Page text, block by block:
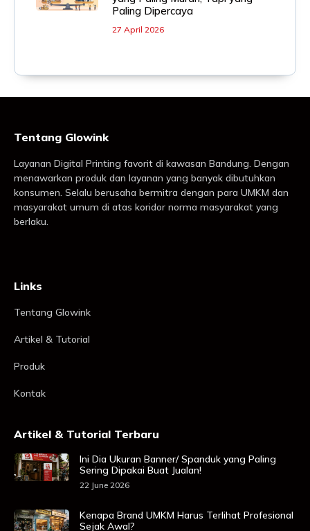
Paling Dipercaya
27 April 2026
Tentang Glowink
Layanan Digital Printing favorit di kawasan Bandung. Dengan
menawarkan produk dan layanan yang banyak dibutuhkan
konsumen. Selalu berusaha bermitra dengan para UMKM dan
masyarakat umum di atas koridor norma masyarakat yang
berlaku.
Links
Tentang Glowink
Artikel & Tutorial
Produk
Kontak
Artikel & Tutorial Terbaru
Ini Dia Ukuran Banner/ Spanduk yang Paling
Sering Dipakai Buat Jualan!
22 June 2026
Kenapa Brand UMKM Harus Terlihat Profesional
Sejak Awal?